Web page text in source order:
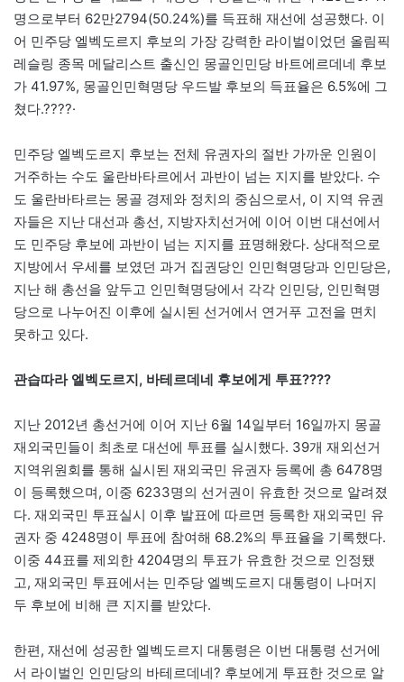
명으로부터 62만2794(50.24%)를 득표해 재선에 성공했다. 이
어 민주당 엘벡도르지 후보의 가장 강력한 라이벌이었던 올림픽
레슬링 종목 메달리스트 출신인 몽골인민당 바트에르데네 후보
가 41.97%, 몽골인민혁명당 우드발 후보의 득표율은 6.5%에 그
쳤다.????·
민주당 엘벡도르지 후보는 전체 유권자의 절반 가까운 인원이
거주하는 수도 울란바타르에서 과반이 넘는 지지를 받았다. 수
도 울란바타르는 몽골 경제와 정치의 중심으로서, 이 지역 유권
자들은 지난 대선과 총선, 지방자치선거에 이어 이번 대선에서
도 민주당 후보에 과반이 넘는 지지를 표명해왔다. 상대적으로
지방에서 우세를 보였던 과거 집권당인 인민혁명당과 인민당은,
지난 해 총선을 앞두고 인민혁명당에서 각각 인민당, 인민혁명
당으로 나누어진 이후에 실시된 선거에서 연거푸 고전을 면치
못하고 있다.
관습따라 엘벡도르지, 바테르데네 후보에게 투표????
지난 2012년 총선거에 이어 지난 6월 14일부터 16일까지 몽골
재외국민들이 최초로 대선에 투표를 실시했다. 39개 재외선거
지역위원회를 통해 실시된 재외국민 유권자 등록에 총 6478명
이 등록했으며, 이중 6233명의 선거권이 유효한 것으로 알려졌
다. 재외국민 투표실시 이후 발표에 따르면 등록한 재외국민 유
권자 중 4248명이 투표에 참여해 68.2%의 투표율을 기록했다.
이중 44표를 제외한 4204명의 투표가 유효한 것으로 인정됐
고, 재외국민 투표에서는 민주당 엘벡도르지 대통령이 나머지
두 후보에 비해 큰 지지를 받았다.
한편, 재선에 성공한 엘벡도르지 대통령은 이번 대통령 선거에
서 라이벌인 인민당의 바테르데네? 후보에게 투표한 것으로 알